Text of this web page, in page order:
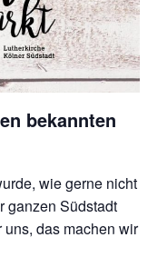
bekannten
wie gerne nicht
ganzen Südstadt
das machen wir